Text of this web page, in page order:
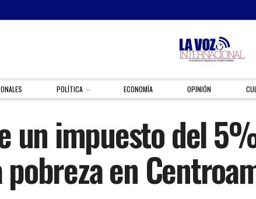
POLÍTICA ECONOMÍA OPINIÓN
un impuesto del
en